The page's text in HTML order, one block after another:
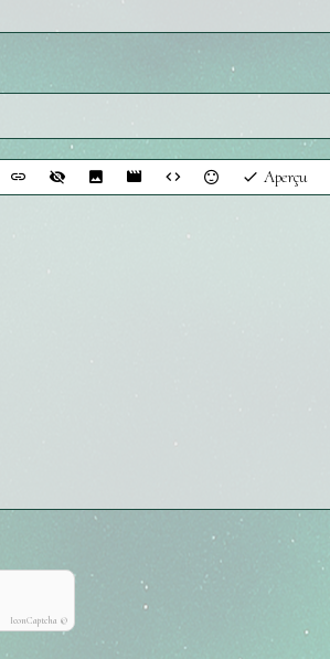
Aperçu
IconCaptcha ©